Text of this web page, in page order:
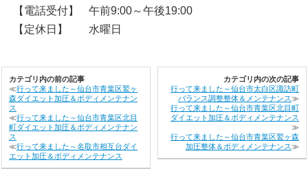
【電話受付】
午前9:00～午後19:00
【定休日】
水曜日
カテゴリ内の前の記事
≪行って来ました～仙台市青葉区鷲ヶ
森ダイエット加圧＆ボディメンテナン
ス
≪行って来ました～仙台市青葉区北目
町ダイエット加圧＆ボディメンテナン
ス
≪行って来ました～名取市相互台ダイ
エット加圧＆ボディメンテナンス
カテゴリ内の次の記事
行って来ました～仙台市太白区諏訪町
バランス調整整体＆メンテナンス≫
行って来ました～仙台市青葉区北目町
ダイエット加圧＆ボディメンテナンス
≫
行って来ました～仙台市青葉区鷲ヶ森
加圧整体＆ボディメンテナンス≫